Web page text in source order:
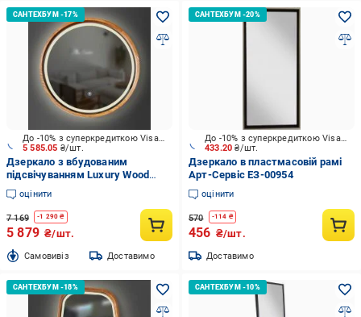
5 585.05 ₴/шт.
До -10% з суперкредиткою Visa Вигода
Дзеркало з вбудованим
підсвічуванням Luxury Wood
Perfection SLIM LED ясен темний
700 мм
оцінити
7 169 -1 290 ₴
5 879 ₴/шт.
Cамовивіз Доставимо
433.20₴/шт.
До -10% з суперкредиткою Visa Вигода
Дзеркало в пластмасовій рамі
Арт-Сервіс ЕЗ-00954
оцінити
570 -114 ₴
456 ₴/шт.
Доставимо